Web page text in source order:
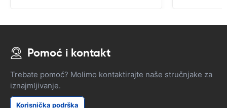
Pomoć i kontakt
Trebate pomoć? Molimo kontaktirajte naše stručnjake za
iznajmljivanje.
Korisnička podrška